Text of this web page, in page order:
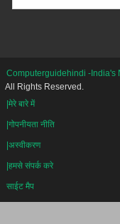
Computerguidehindi -India's
All Rights Reserved.
|मेरे बारे में
|गोपनीयता नीति
|अस्वीकरण
|हमसे संपर्क करे
साईट मैप